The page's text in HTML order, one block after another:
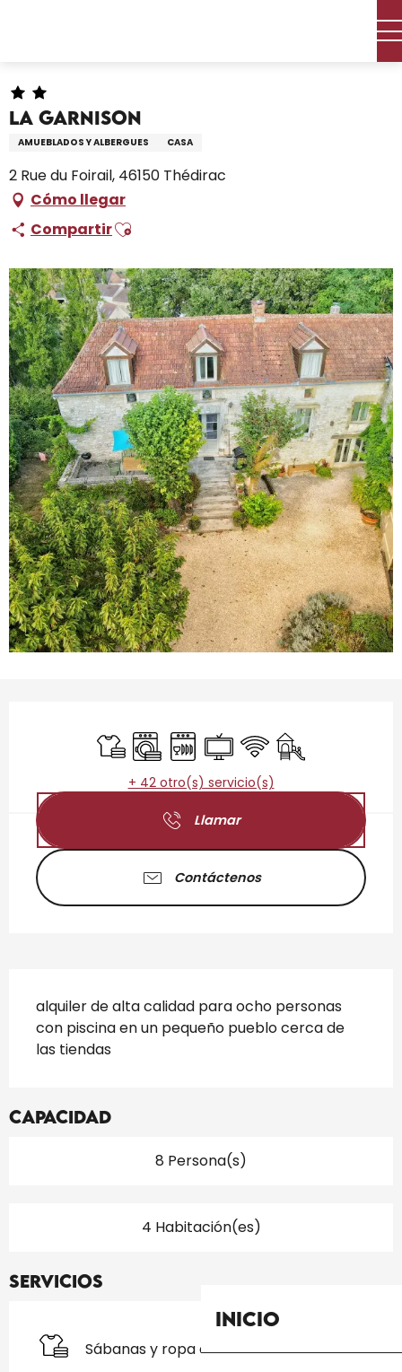
Inicio
La Garnison
AMUEBLADOS Y ALBERGUES CASA
2 Rue du Foirail, 46150 Thédirac
Cómo llegar
CompartirAjouter aux favoris
Sábanas y ropa de cama
LavadoraLavavajillas
Televisión
Wifi Juegos infantiles
+ 42 otro(s) servicio(s)
Llamar
Contáctenos
alquiler de alta calidad para ocho personas
con piscina en un pequeño pueblo cerca de
las tiendas
Capacidad
8 Persona(s)
4 Habitación(es)
Servicios
Sábanas y ropa de cama